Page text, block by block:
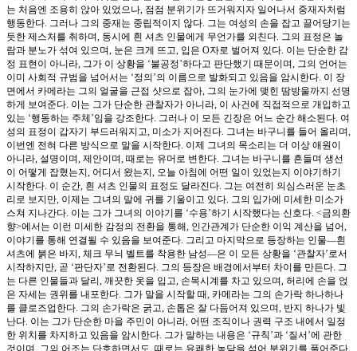
는 처음엔 조용히 앉아 있었으나, 점점 분위기가 뜨거워지자 일어나서 중재자처럼
행동한다. 그러나 그의 중재는 중립적이지 않다. 그는 여성의 손을 잡고 끌어당기는
듯한 제스처를 취하며, 동시에 흰 셔츠 인물에게 무언가를 외친다. 그의 표정은 놀
람과 분노가 섞여 있으며, 눈은 크게 뜨고, 입은 O자로 벌어져 있다. 이는 단순한 감
정 표현이 아니라, 그가 이 상황을 ‘불공정’하다고 판단했기 때문이며, 그의 언어는
이미 사회적 규범을 넘어서는 ‘정의’의 이름으로 발화되고 있음을 암시한다. 이 장
면에서 카메라는 그의 얼굴을 근접 샷으로 잡아, 그의 눈가에 맺힌 땀방울까지 선명
하게 보여준다. 이는 그가 단순한 관찰자가 아니라, 이 사건에 직접적으로 개입하고
있는 ‘행동하는 주체’임을 강조한다. 그러나 이 모든 긴장은 어느 순간 해소된다. 여
성의 표정이 갑자기 부드러워지고, 미소가 지어진다. 그녀는 바구니를 들어 올리며,
이번엔 전혀 다른 방식으로 말을 시작한다. 이제 그녀의 목소리는 더 이상 애원이
아니라, 설명이며, 제안이며, 때로는 유머로 변한다. 그녀는 바구니를 흔들며 생선
이 어떻게 잡혔는지, 어디서 왔는지, 오늘 아침에 어떤 일이 있었는지 이야기하기
시작한다. 이 순간, 흰 셔츠 인물의 표정도 달라진다. 그는 여전히 의심스러운 눈초
리로 보지만, 이제는 그녀의 말에 귀를 기울이고 있다. 그의 입가에 미세한 미소가
스쳐 지나간다. 이는 그가 그녀의 이야기를 ‘수용’하기 시작했다는 신호다. <금의환
향>에서는 이런 미세한 감정의 전환을 통해, 인간관계가 단순한 이익 계산을 넘어,
이야기를 통해 연결될 수 있음을 보여준다. 그리고 마지막으로 등장하는 인물—흰
셔츠에 붉은 바지, 체크 무늬 벨트를 착용한 남성—은 이 모든 상황을 ‘관찰자’로서
시작하지만, 곧 ‘판단자’로 전환된다. 그의 등장은 배경에서부터 차이를 만든다. 그
는 다른 인물들과 달리, 깨끗한 옷을 입고, 손목시계를 차고 있으며, 허리에 손을 얹
은 자세는 권위를 내포한다. 그가 말을 시작할 때, 카메라는 그의 손가락 하나하나
를 클로즈업한다. 그의 손가락은 굵고, 손톱은 잘 다듬어져 있으며, 반지 하나가 빛
난다. 이는 그가 단순한 마을 주민이 아니라, 어떤 조직이나 권력 구조 내에서 일정
한 위치를 차지하고 있음을 암시한다. 그가 말하는 내용은 ‘규칙’과 ‘질서’에 관한
것이며, 그의 어조는 단호하면서도, 때로는 유쾌한 농담을 섞어 분위기를 풀어준다.